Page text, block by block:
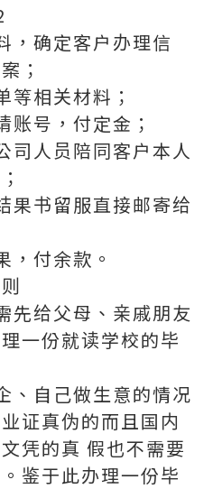
，确定客户办理信
；
等相关材料；
账号，付定金；
司人员陪同客户本人
果书留服直接邮寄给
，付余款。
先给父母、亲戚朋友
一份就读学校的毕
、自己做生意的情况
证真伪的而且国内
凭的真 假也不需要
鉴于此办理一份毕